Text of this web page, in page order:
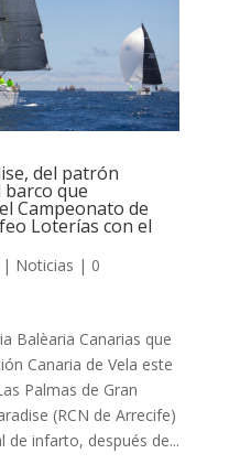
del patrón
que
Campeonato de
Loterías con el
| Noticias | 0
Balèaria Canarias que
Canaria de Vela este
Palmas de Gran
(RCN de Arrecife)
de infarto, después de...